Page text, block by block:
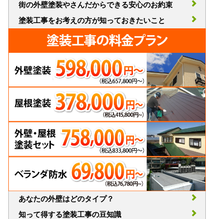
街の外壁塗装やさんだからできる安心のお約束
塗装工事をお考えの方が知っておきたいこと
あなたの外壁はどのタイプ？
知って得する塗装工事の豆知識